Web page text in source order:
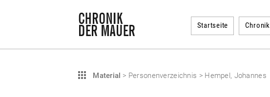
Startseite Chronik
Material > Personenverzeichnis > Hempel, Johannes